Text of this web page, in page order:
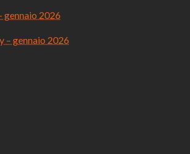
gennaio 2026
– gennaio 2026